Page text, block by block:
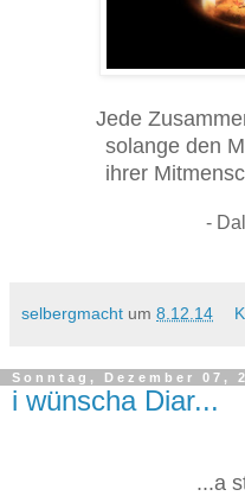
Jede
solange den
ihrer
-
selbergmacht um 8.12.14
Sonntag, Dezember 07,
i wünscha Diar...
...a